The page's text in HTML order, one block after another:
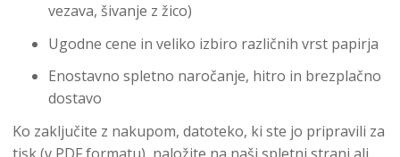
vezava, šivanje z žico)
Ugodne cene in veliko izbiro različnih vrst papirja
Enostavno spletno naročanje, hitro in brezplačno
dostavo
Ko zaključite z nakupom, datoteko, ki ste jo pripravili za